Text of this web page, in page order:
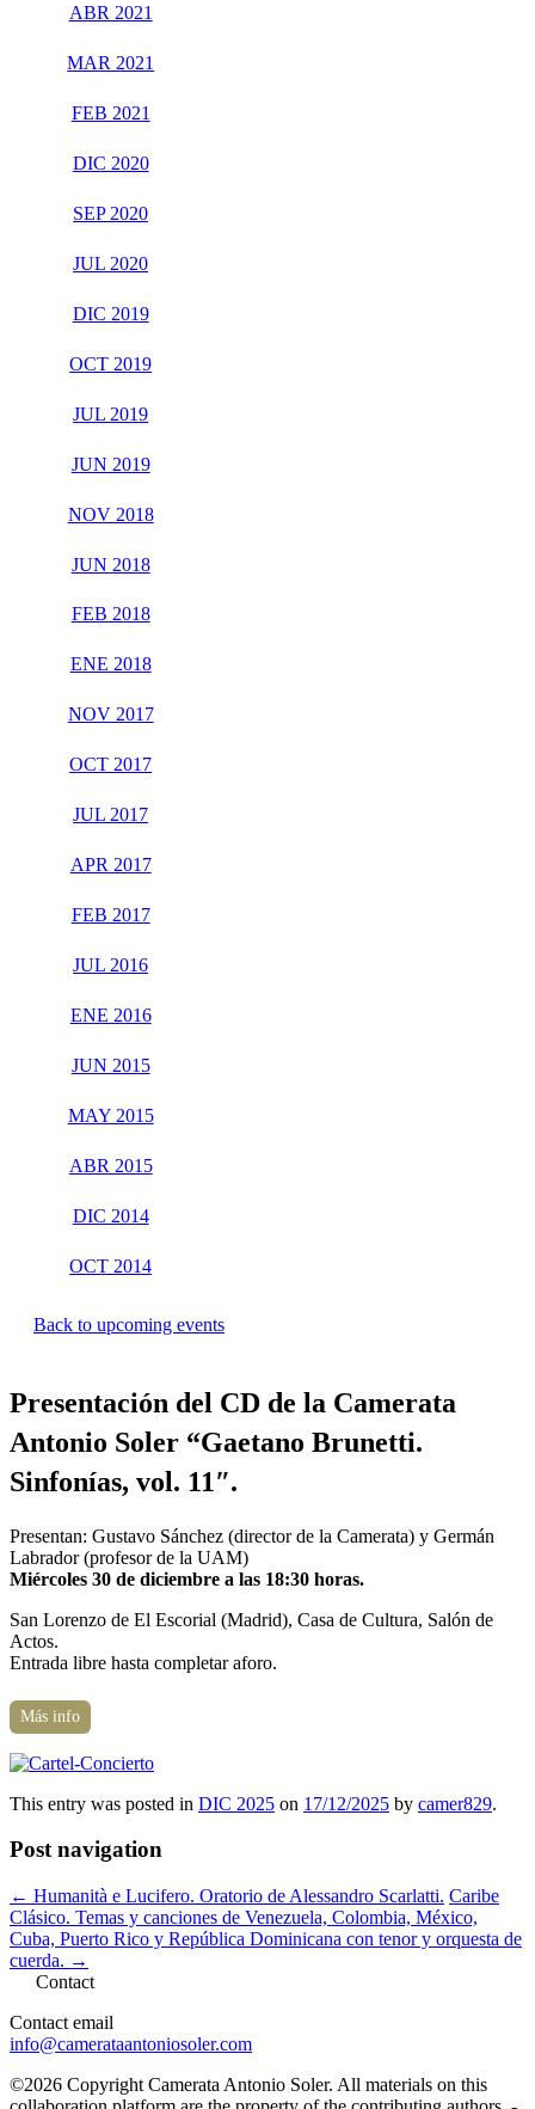
ABR 2021
MAR 2021
FEB 2021
DIC 2020
SEP 2020
JUL 2020
DIC 2019
OCT 2019
JUL 2019
JUN 2019
NOV 2018
JUN 2018
FEB 2018
ENE 2018
NOV 2017
OCT 2017
JUL 2017
APR 2017
FEB 2017
JUL 2016
ENE 2016
JUN 2015
MAY 2015
ABR 2015
DIC 2014
OCT 2014
Back to upcoming events
Presentación del CD de la Camerata
Antonio Soler “Gaetano Brunetti.
Sinfonías, vol. 11″.
Presentan: Gustavo Sánchez (director de la Camerata) y Germán
Labrador (profesor de la UAM)
Miércoles 30 de diciembre a las 18:30 horas.
San Lorenzo de El Escorial (Madrid), Casa de Cultura, Salón de
Actos.
Entrada libre hasta completar aforo.
Más info
This entry was posted in DIC 2025 on 17/12/2025 by camer829.
Post navigation
← Humanità e Lucifero. Oratorio de Alessandro Scarlatti. Caribe
Clásico. Temas y canciones de Venezuela, Colombia, México,
Cuba, Puerto Rico y República Dominicana con tenor y orquesta de
cuerda. →
Contact
Contact email
info@camerataantoniosoler.com
©2026 Copyright Camerata Antonio Soler. All materials on this